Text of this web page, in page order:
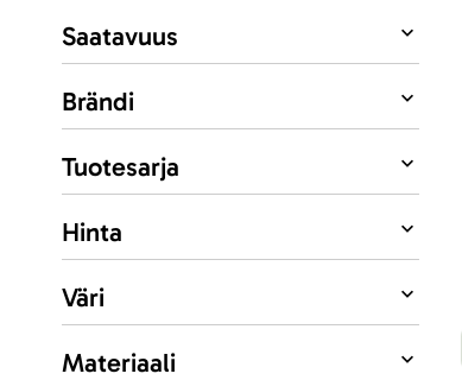
Saatavuus
Brändi
Tuotesarja
Hinta
Väri
Materiaali